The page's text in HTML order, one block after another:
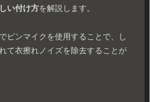
い付け方を解説します。
ピンマイクを使用することで、し
て衣擦れノイズを除去することが